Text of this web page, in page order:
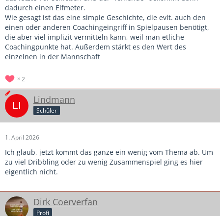
dadurch einen Elfmeter.
Wie gesagt ist das eine simple Geschichte, die evlt. auch den
einen oder anderen Coachingeingriff in Spielpausen benötigt,
die aber viel implizit vermitteln kann, weil man etliche
Coachingpunkte hat. Außerdem stärkt es den Wert des
einzelnen in der Mannschaft
2
Lindmann
Schüler
1. April 2026
Ich glaub, jetzt kommt das ganze ein wenig vom Thema ab. Um
zu viel Dribbling oder zu wenig Zusammenspiel ging es hier
eigentlich nicht.
Dirk Coerverfan
Profi